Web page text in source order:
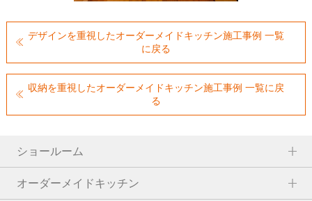
デザインを重視したオーダーメイドキッチン施工事例 一覧
に戻る
収納を重視したオーダーメイドキッチン施工事例 一覧に戻
る
ショールーム
オーダーメイドキッチン